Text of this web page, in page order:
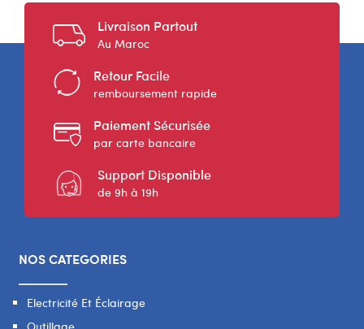
Livraison Partout
Au Maroc
Retour Facile
remboursement rapide
Paiement Sécurisée
par carte bancaire
Support Disponible
de 9h à 19h
NOS CATEGORIES
Electricité Et Éclairage